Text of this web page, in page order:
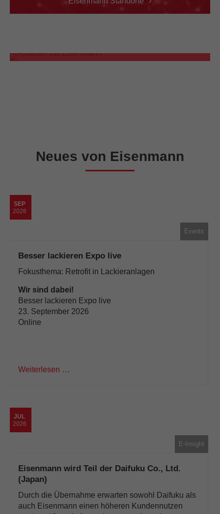
Neues von Eisenmann
SEP
2026
Events
Besser lackieren Expo live
Fokusthema: Retrofit in Lackieranlagen
Wir sind dabei!
Besser lackieren Expo live
23. September 2026
Online
Weiterlesen …
JUL
2026
E-Insight
Eisenmann wird Teil der Daifuku Co., Ltd.
(Japan)
Durch die Übernahme erwarten sowohl Daifuku als
auch Eisenmann einen höheren Kundennutzen